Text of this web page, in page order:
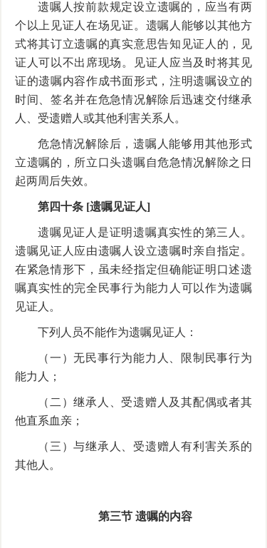
遗嘱人按前款规定设立遗嘱的，应当有两
个以上见证人在场见证。遗嘱人能够以其他方
式将其订立遗嘱的真实意思告知见证人的，见
证人可以不出席现场。见证人应当及时将其见
证的遗嘱内容作成书面形式，注明遗嘱设立的
时间、签名并在危急情况解除后迅速交付继承
人、受遗赠人或其他利害关系人。
危急情况解除后，遗嘱人能够用其他形式
立遗嘱的，所立口头遗嘱自危急情况解除之日
起两周后失效。
第四十条 [遗嘱见证人]
遗嘱见证人是证明遗嘱真实性的第三人。
遗嘱见证人应由遗嘱人设立遗嘱时亲自指定。
在紧急情形下，虽未经指定但确能证明口述遗
嘱真实性的完全民事行为能力人可以作为遗嘱
见证人。
下列人员不能作为遗嘱见证人：
（一）无民事行为能力人、限制民事行为
能力人；
（二）继承人、受遗赠人及其配偶或者其
他直系血亲；
（三）与继承人、受遗赠人有利害关系的
其他人。
第三节 遗嘱的内容